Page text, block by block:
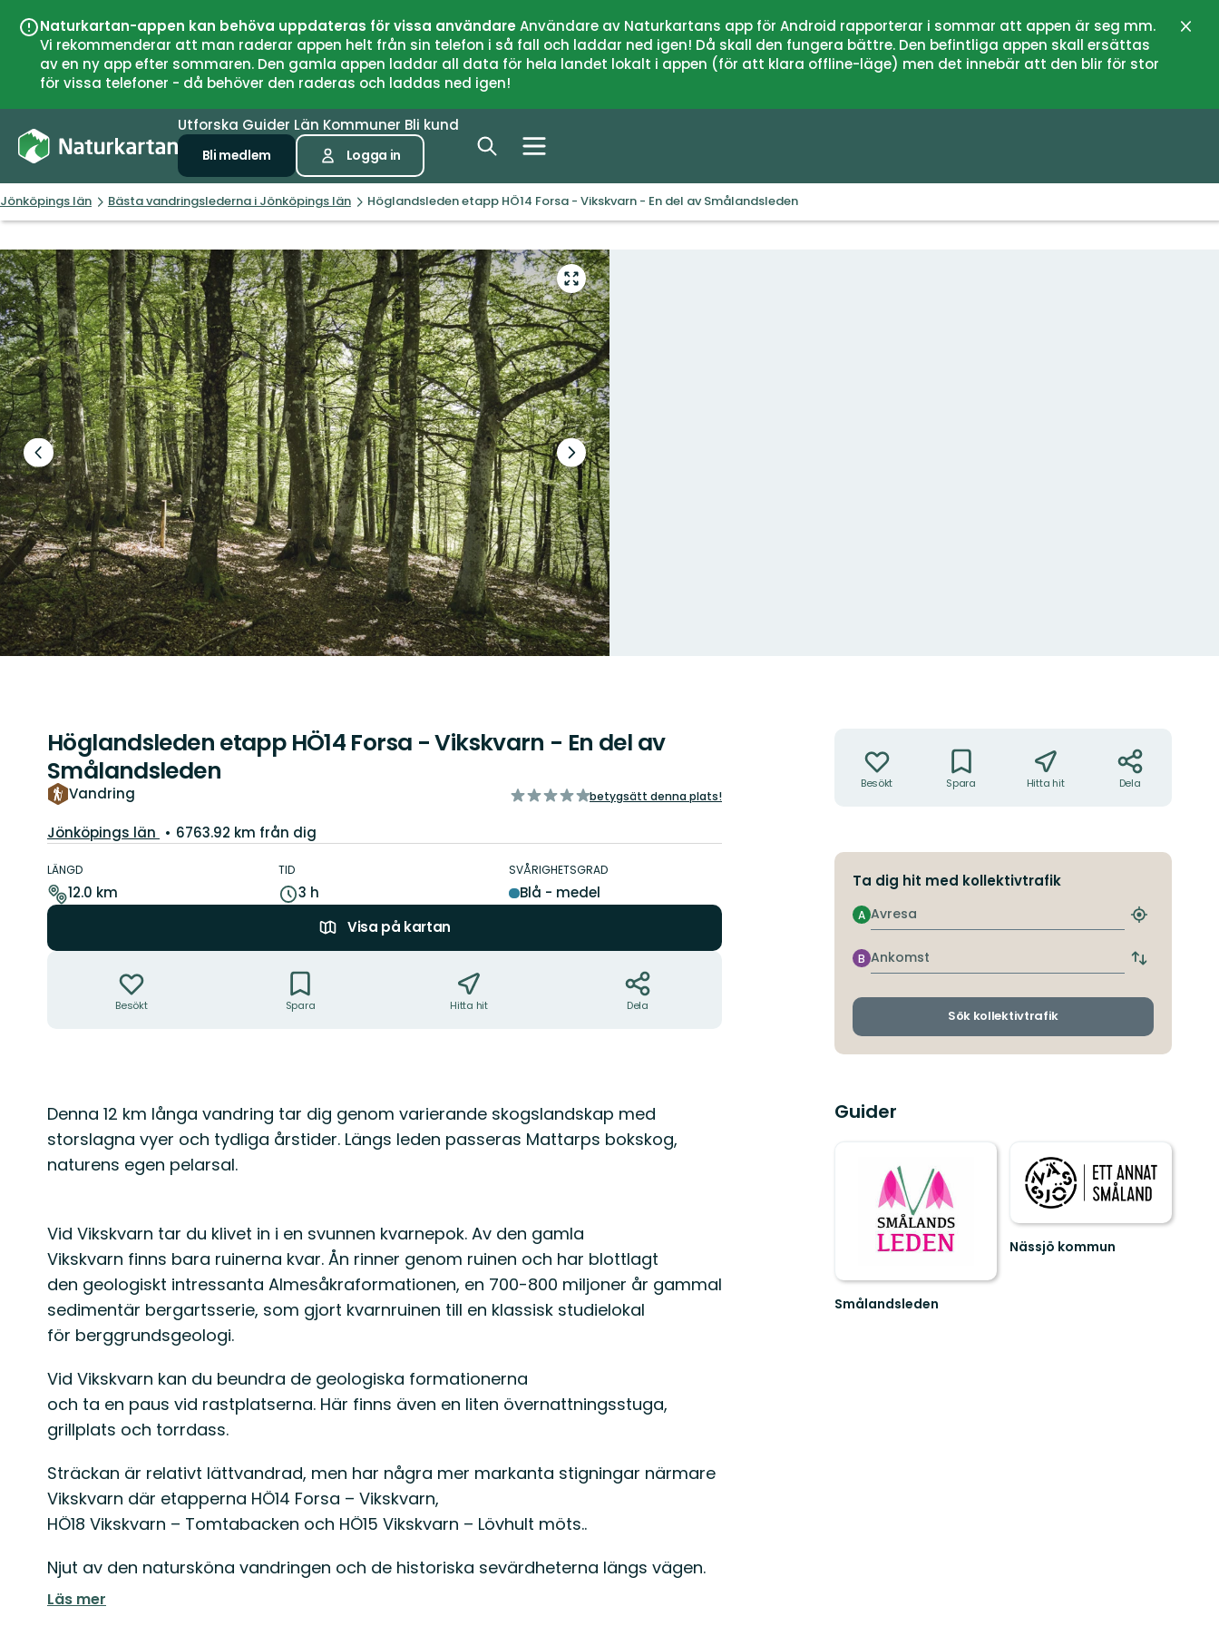
Naturkartan-appen kan behöva uppdateras för vissa användareAnvändare av Naturkartans app för Android rapporterar i sommar att appen är seg mm.
Vi rekommenderar att man raderar appen helt från sin telefon i så fall och laddar ned igen! Då skall den fungera bättre. Den befintliga appen skall ersättas
av en ny app efter sommaren. Den gamla appen laddar all data för hela landet lokalt i appen (för att klara offline-läge) men det innebär att den blir för stor
för vissa telefoner - då behöver den raderas och laddas ned igen!
Utforska Guider Län Kommuner Bli kund
Bli medlem Logga in
Jönköpings län Bästa vandringslederna i Jönköpings län Höglandsleden etapp HÖ14 Forsa - Vikskvarn - En del av Smålandsleden
Gå
till
helskärmsläge
Föregående
bild
Nästa
bildspel
Höglandsleden etapp HÖ14 Forsa - Vikskvarn - En del av
Smålandsleden
Vandring
av
betygsätt denna plats!
Län:
Jönköpings län 6763.92 km från dig
om
leden
LÄNGD
12.0 km
TID
3 h
SVÅRIGHETSGRAD
Blå - medel
Visa på kartan
Besökt Spara Hitta hit Dela
Beskrivning
Denna 12 km långa vandring tar dig genom varierande skogslandskap med
storslagna vyer och tydliga årstider. Längs leden passeras Mattarps bokskog,
naturens egen pelarsal.
Vid Vikskvarn tar du klivet in i en svunnen kvarnepok. Av den gamla
Vikskvarn finns bara ruinerna kvar. Ån rinner genom ruinen och har blottlagt
den geologiskt intressanta Almesåkraformationen, en 700-800 miljoner år gammal
sedimentär bergartsserie, som gjort kvarnruinen till en klassisk studielokal
för berggrundsgeologi.
Vid Vikskvarn kan du beundra de geologiska formationerna
och ta en paus vid rastplatserna. Här finns även en liten övernattningsstuga,
grillplats och torrdass.
Sträckan är relativt lättvandrad, men har några mer markanta stigningar närmare
Vikskvarn där etapperna HÖ14 Forsa – Vikskvarn,
HÖ18 Vikskvarn – Tomtabacken och HÖ15 Vikskvarn – Lövhult möts..
Njut av den natursköna vandringen och de historiska sevärdheterna längs vägen.
Läs mer
Besökt Spara Hitta hit Dela
Ta dig hit med kollektivtrafik
Avresa
A
Hitta
hållplats
Ankomst
B
Byt
och
Sök kollektivtrafik
Guider
Smålandsleden
Nässjö kommun